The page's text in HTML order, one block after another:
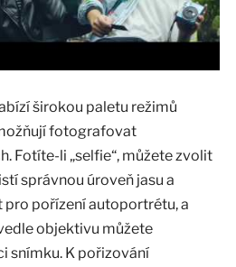
širokou paletu režimů
fotografovat
Fotíte-li „selfie“, můžete zvolit
správnou úroveň jasu a
pořízení autoportrétu, a
objektivu můžete
snímku. K pořizování